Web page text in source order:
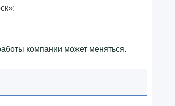
компании может меняться.